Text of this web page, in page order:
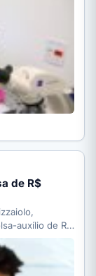
de R$
auxílio de R$